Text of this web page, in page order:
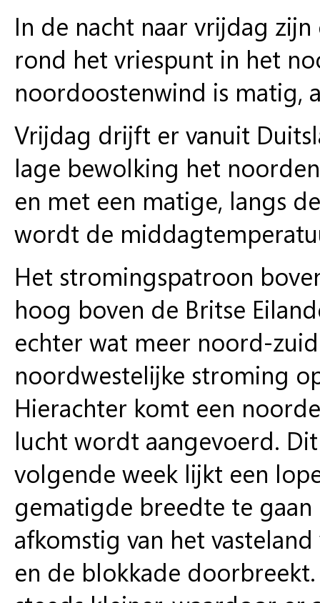
In de nacht naar vrijdag
rond het vriespunt in het
noordoostenwind is matig,
Vrijdag drijft er vanuit
lage bewolking het
en met een matige, langs
wordt de
Het stromingspatroon
hoog boven de Britse
echter wat meer noord-
noordwestelijke stroming
Hierachter komt een
lucht wordt aangevoerd.
volgende week lijkt een
gematigde breedte te
afkomstig van het
en de blokkade